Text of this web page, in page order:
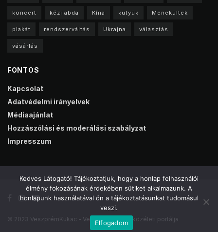
koncert kézilabda Kína kütyük Menekültek
plakát rendszerváltás Ukrajna választás
vásárlás
FONTOS
Kapcsolat
Adatvédelmi irányelvek
Médiaajánlat
Hozzászólási és moderálási szabályzat
Impresszum
© 2023 VeszprémKukac - Veszprém online közéleti portálja
Kedves Látogató! Tájékoztatjuk, hogy a honlap felhasználói
élmény fokozásának érdekében sütiket alkalmazunk. A
honlapunk használatával ön a tájékoztatásunkat tudomásul
veszi.
Elfogadom